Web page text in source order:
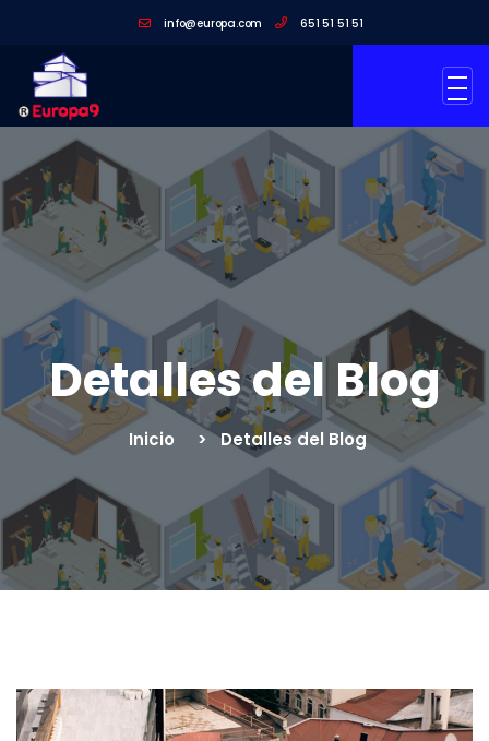
info@europa.com 651 51 51 51
Detalles del Blog
Inicio Detalles del Blog